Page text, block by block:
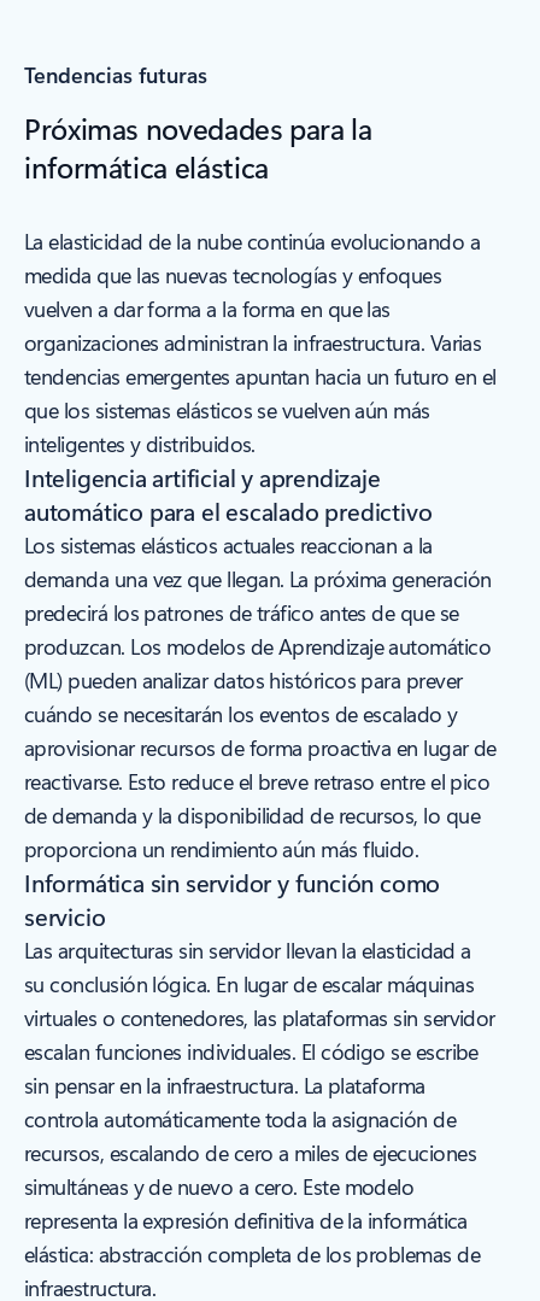
Tendencias futuras
Próximas novedades para la
informática elástica
La elasticidad de la nube continúa evolucionando a
medida que las nuevas tecnologías y enfoques
vuelven a dar forma a la forma en que las
organizaciones administran la infraestructura. Varias
tendencias emergentes apuntan hacia un futuro en el
que los sistemas elásticos se vuelven aún más
inteligentes y distribuidos.
Inteligencia artificial y aprendizaje
automático para el escalado predictivo
Los sistemas elásticos actuales reaccionan a la
demanda una vez que llegan. La próxima generación
predecirá los patrones de tráfico antes de que se
produzcan. Los modelos de Aprendizaje automático
(ML) pueden analizar datos históricos para prever
cuándo se necesitarán los eventos de escalado y
aprovisionar recursos de forma proactiva en lugar de
reactivarse. Esto reduce el breve retraso entre el pico
de demanda y la disponibilidad de recursos, lo que
proporciona un rendimiento aún más fluido.
Informática sin servidor y función como
servicio
Las arquitecturas sin servidor llevan la elasticidad a
su conclusión lógica. En lugar de escalar máquinas
virtuales o contenedores, las plataformas sin servidor
escalan funciones individuales. El código se escribe
sin pensar en la infraestructura. La plataforma
controla automáticamente toda la asignación de
recursos, escalando de cero a miles de ejecuciones
simultáneas y de nuevo a cero. Este modelo
representa la expresión definitiva de la informática
elástica: abstracción completa de los problemas de
infraestructura.